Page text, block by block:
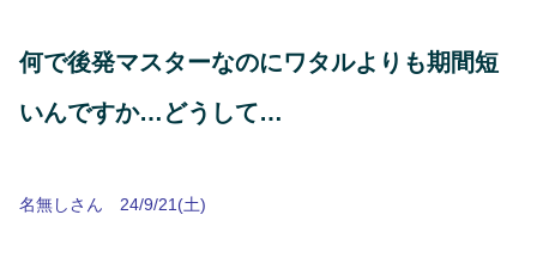
何で後発マスターなのにワタルよりも期間短
いんですか…どうして…
名無しさん 24/9/21(土)